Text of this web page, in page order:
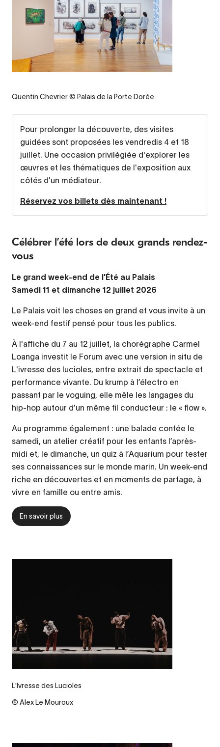
Quentin Chevrier © Palais de la Porte Dorée
Pour prolonger la découverte, des visites
guidées sont proposées les vendredis 4 et 18
juillet. Une occasion privilégiée d'explorer les
œuvres et les thématiques de l'exposition aux
côtés d'un médiateur.
Réservez vos billets dès maintenant !
Célébrer l’été lors de deux grands rendez-
vous
L'Ivresse des Lucioles
© Alex Le Mouroux
Le grand week-end de l'Été au Palais
Samedi 11 et dimanche 12 juillet 2026
Le Palais voit les choses en grand et vous invite à un
week-end festif pensé pour tous les publics.
À l'affiche du 7 au 12 juillet, la chorégraphe Carmel
Loanga investit le Forum avec une version in situ de
L'ivresse des lucioles, entre extrait de spectacle et
performance vivante. Du krump à l’électro en
passant par le voguing, elle mêle les langages du
hip-hop autour d’un même fil conducteur : le « flow ».
Au programme également : une balade contée le
samedi, un atelier créatif pour les enfants l’après-
midi et, le dimanche, un quiz à l’Aquarium pour tester
ses connaissances sur le monde marin. Un week-end
riche en découvertes et en moments de partage, à
vivre en famille ou entre amis.
En savoir plus